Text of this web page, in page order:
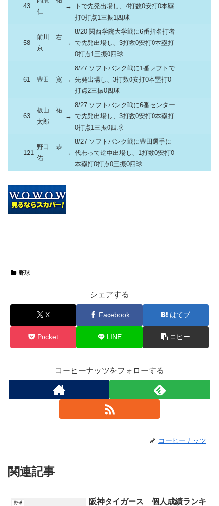
43
仁
→
トで先発出場し、4打数0安打0本塁
打0打点1三振1四球
58
前川 右
京
→
8/20 関西学院大学戦に6番指名打者
で先発出場し、3打数0安打0本塁打
0打点1三振0四球
61 豊田 寛 →
8/27 ソフトバンク戦に1番レフトで
先発出場し、3打数0安打0本塁打0
打点2三振0四球
63
板山 祐
太郎
→
8/27 ソフトバンク戦に6番センター
で先発出場し、3打数0安打0本塁打
0打点1三振0四球
121
野口 恭
佑
→
8/27 ソフトバンク戦に豊田選手に
代わって途中出場し、1打数0安打0
本塁打0打点0三振0四球
野球
シェアする
X Facebook はてブ
Pocket LINE コピー
コーヒーナッツをフォローする
コーヒーナッツ
関連記事
野球
阪神タイガース 個人成績ランキ